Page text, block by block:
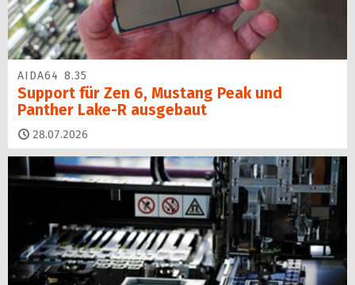
AIDA64 8.35
Support für Zen 6, Mustang Peak und
Panther Lake-R ausgebaut
28.07.2026